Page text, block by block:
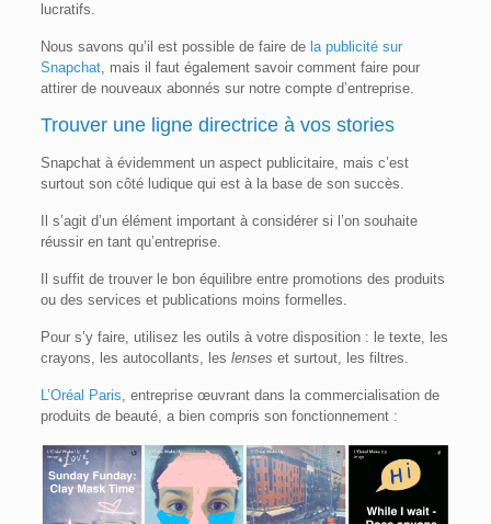
lucratifs.
Nous savons qu’il est possible de faire de la publicité sur
Snapchat, mais il faut également savoir comment faire pour
attirer de nouveaux abonnés sur notre compte d’entreprise.
Trouver une ligne directrice à vos stories
Snapchat à évidemment un aspect publicitaire, mais c’est
surtout son côté ludique qui est à la base de son succès.
Il s’agit d’un élément important à considérer si l’on souhaite
réussir en tant qu’entreprise.
Il suffit de trouver le bon équilibre entre promotions des produits
ou des services et publications moins formelles.
Pour s’y faire, utilisez les outils à votre disposition : le texte, les
crayons, les autocollants, les lenses et surtout, les filtres.
L’Oréal Paris, entreprise œuvrant dans la commercialisation de
produits de beauté, a bien compris son fonctionnement :